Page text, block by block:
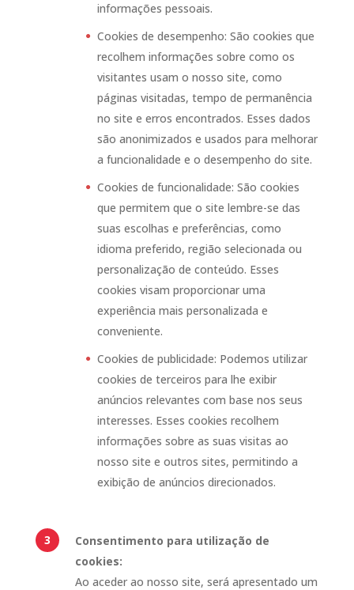
informações pessoais.
Cookies de desempenho: São cookies que
recolhem informações sobre como os
visitantes usam o nosso site, como
páginas visitadas, tempo de permanência
no site e erros encontrados. Esses dados
são anonimizados e usados para melhorar
a funcionalidade e o desempenho do site.
Cookies de funcionalidade: São cookies
que permitem que o site lembre-se das
suas escolhas e preferências, como
idioma preferido, região selecionada ou
personalização de conteúdo. Esses
cookies visam proporcionar uma
experiência mais personalizada e
conveniente.
Cookies de publicidade: Podemos utilizar
cookies de terceiros para lhe exibir
anúncios relevantes com base nos seus
interesses. Esses cookies recolhem
informações sobre as suas visitas ao
nosso site e outros sites, permitindo a
exibição de anúncios direcionados.
Consentimento para utilização de
cookies:
Ao aceder ao nosso site, será apresentado um